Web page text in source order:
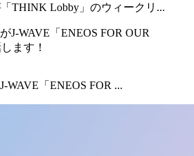
THINK Lobby」のウィークリ...
WAVE「ENEOS FOR ...